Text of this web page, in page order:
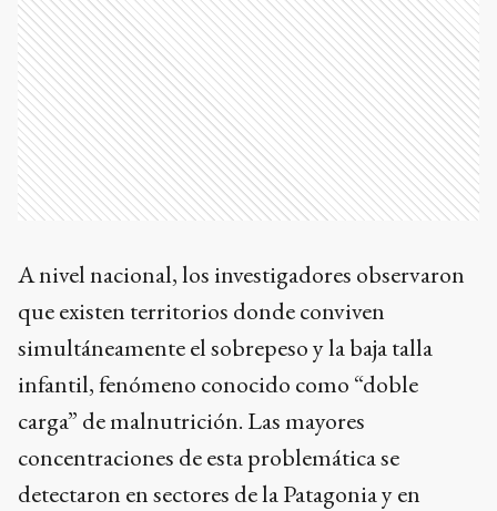
A nivel nacional, los investigadores observaron
que existen territorios donde conviven
simultáneamente el sobrepeso y la baja talla
infantil, fenómeno conocido como “doble
carga” de malnutrición. Las mayores
concentraciones de esta problemática se
detectaron en sectores de la Patagonia y en